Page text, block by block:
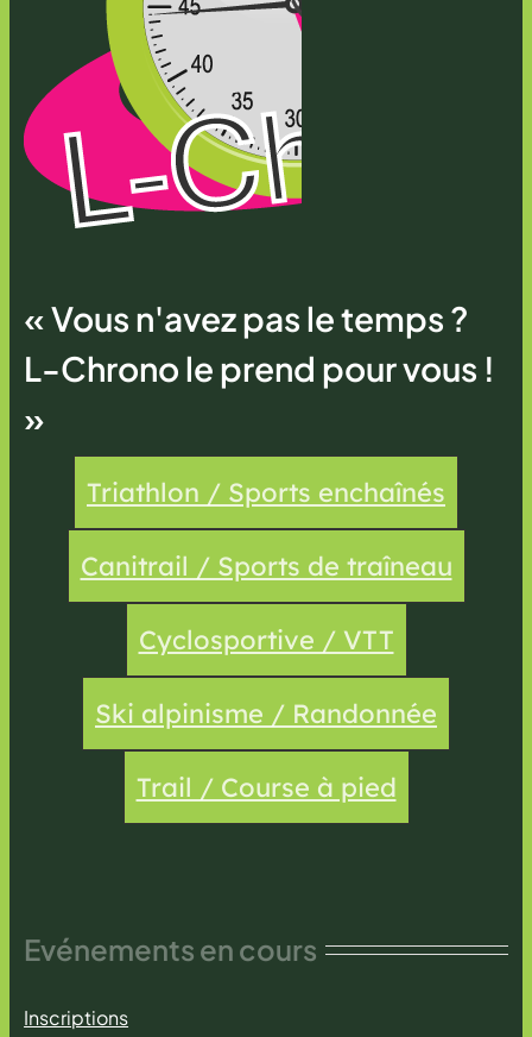
« Vous n'avez pas le temps ?
L-Chrono le prend pour vous !
»
Triathlon / Sports enchaînés
Canitrail / Sports de traîneau
Cyclosportive / VTT
Ski alpinisme / Randonnée
Trail / Course à pied
Evénements en cours
Inscriptions